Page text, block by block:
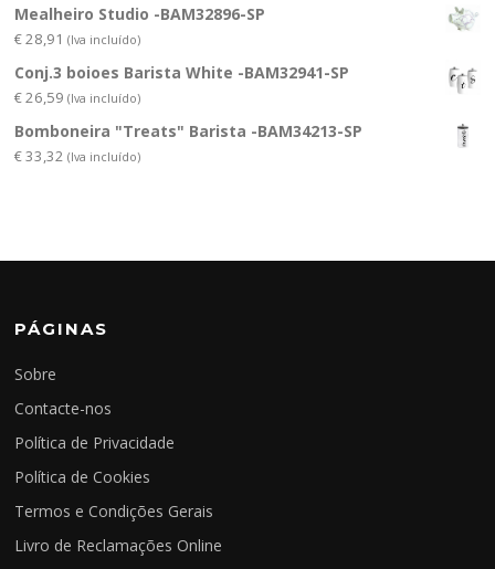
Mealheiro Studio -BAM32896-SP
€28,91 (Iva incluído)
Conj.3 boioes Barista White -BAM32941-SP
€26,59 (Iva incluído)
Bomboneira "Treats" Barista -BAM34213-SP
€33,32 (Iva incluído)
PÁGINAS
Sobre
Contacte-nos
Política de Privacidade
Política de Cookies
Termos e Condições Gerais
Livro de Reclamações Online